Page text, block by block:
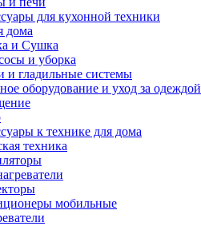
для кухонной техники
дома
и Сушка
и уборка
и гладильные системы
оборудование и уход за одеждой
к технике для дома
техника
мобильные